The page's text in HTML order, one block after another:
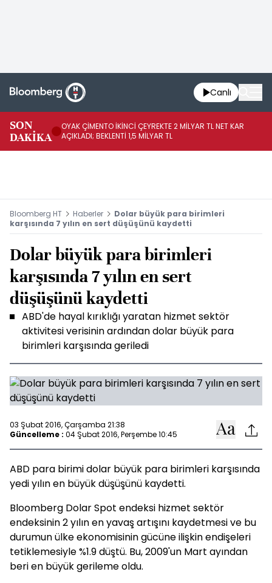
Canlı
SON
DAKİKA
OYAK ÇİMENTO İKİNCİ ÇEYREKTE 2 MİLYAR TL NET KAR
AÇIKLADI; BEKLENTİ 1,5 MİLYAR TL
Bloomberg HT Haberler
Dolar büyük para birimleri
karşısında 7 yılın en sert düşüşünü kaydetti
Dolar büyük para birimleri
karşısında 7 yılın en sert
düşüşünü kaydetti
ABD'de hayal kırıklığı yaratan hizmet sektör
aktivitesi verisinin ardından dolar büyük para
birimleri karşısında geriledi
03 Şubat 2016, Çarşamba 21:38
Güncelleme : 04 Şubat 2016, Perşembe 10:45
ABD para birimi dolar büyük para birimleri karşısında
yedi yılın en büyük düşüşünü kaydetti.
Bloomberg Dolar Spot endeksi hizmet sektör
endeksinin 2 yılın en yavaş artışını kaydetmesi ve bu
durumun ülke ekonomisinin gücüne ilişkin endişeleri
tetiklemesiyle %1.9 düştü. Bu, 2009'un Mart ayından
beri en büyük gerileme oldu.